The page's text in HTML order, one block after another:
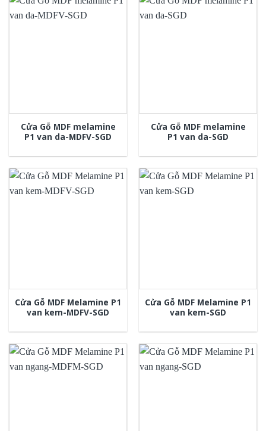
Cửa Gỗ MDF melamine
P1 van da-MDFV-SGD
Cửa Gỗ MDF melamine
P1 van da-SGD
Cửa Gỗ MDF Melamine P1
van kem-MDFV-SGD
Cửa Gỗ MDF Melamine P1
van kem-SGD